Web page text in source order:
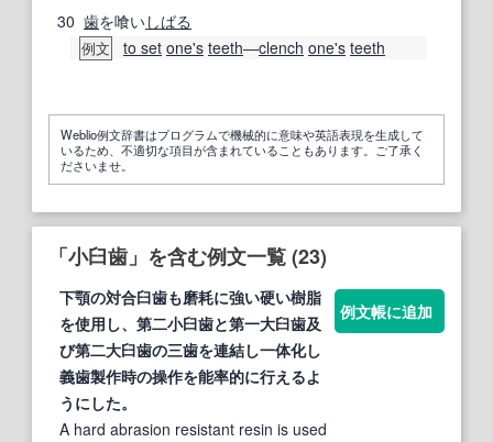
30 歯を喰いしばる
例文 to set one's teeth―clench one's teeth
Weblio例文辞書はプログラムで機械的に意味や英語表現を生成して
いるため、不適切な項目が含まれていることもあります。ご了承く
ださいませ。
「小臼歯」を含む例文一覧 (23)
下顎の対合臼歯も磨耗に強い硬い樹脂
を使用し、第二小臼歯と第一大臼歯及
び第二大臼歯の三歯を連結し一体化し
義歯製作時の操作を能率的に行えるよ
うにした。
A hard abrasion resistant resin is used
例文帳に追加